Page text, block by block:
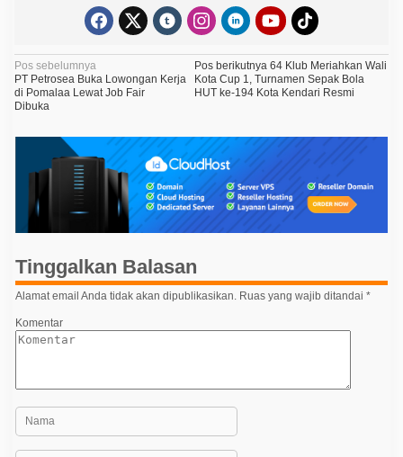
N
a
v
i
i
p
o
s
Pos sebelumnya
PT Petrosea Buka Lowongan Kerja
di Pomalaa Lewat Job Fair
Pos berikutnya64 Klub Meriahkan Wali
Kota Cup 1, Turnamen Sepak Bola
HUT ke-194 Kota Kendari Resmi
Dibuka
Tinggalkan Balasan
Alamat email Anda tidak akan dipublikasikan. Ruas yang wajib ditandai *
Komentar